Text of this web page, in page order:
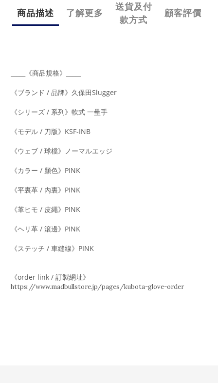
商品描述 了解更多
送貨及付
款方式
顧客評價
_____《商品規格》_____
《ブランド / 品牌》久保田Slugger
《シリーズ / 系列》軟式 一壘手
《モデル / 刀版》KSF-INB
《ウェブ / 球檔》ノーマルエッジ
《カラー / 顏色》PINK
《平裏革 / 內裏》PINK
《革ヒモ / 皮繩》PINK
《ヘリ革 / 滾邊》PINK
《ステッチ / 車縫線》PINK
《order link / 訂製網址》
https://www.madbullstore.jp/pages/kubota-glove-order